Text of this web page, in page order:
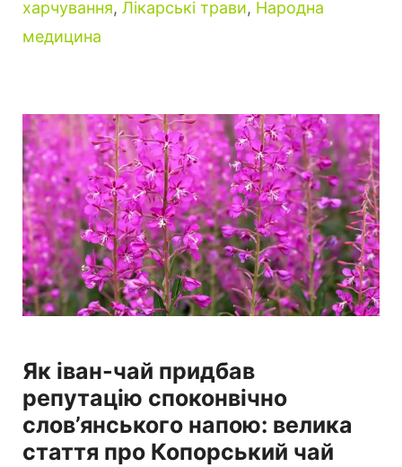
харчування, Лікарські трави, Народна
медицина
Як іван-чай придбав
репутацію споконвічно
слов’янського напою: велика
стаття про Копорський чай